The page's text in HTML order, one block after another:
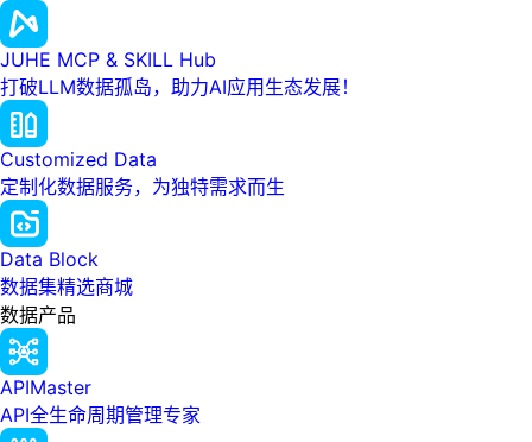
JUHE MCP & SKILL Hub
打破LLM数据孤岛，助力AI应用生态发展！
Customized Data
定制化数据服务，为独特需求而生
Data Block
数据集精选商城
数据产品
APIMaster
API全生命周期管理专家